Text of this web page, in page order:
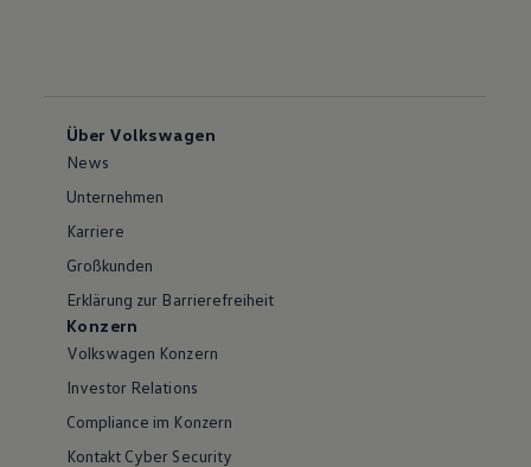
Über Volkswagen
News
Unternehmen
Karriere
Großkunden
Erklärung zur Barrierefreiheit
Konzern
Volkswagen Konzern
Investor Relations
Compliance im Konzern
Kontakt Cyber Security